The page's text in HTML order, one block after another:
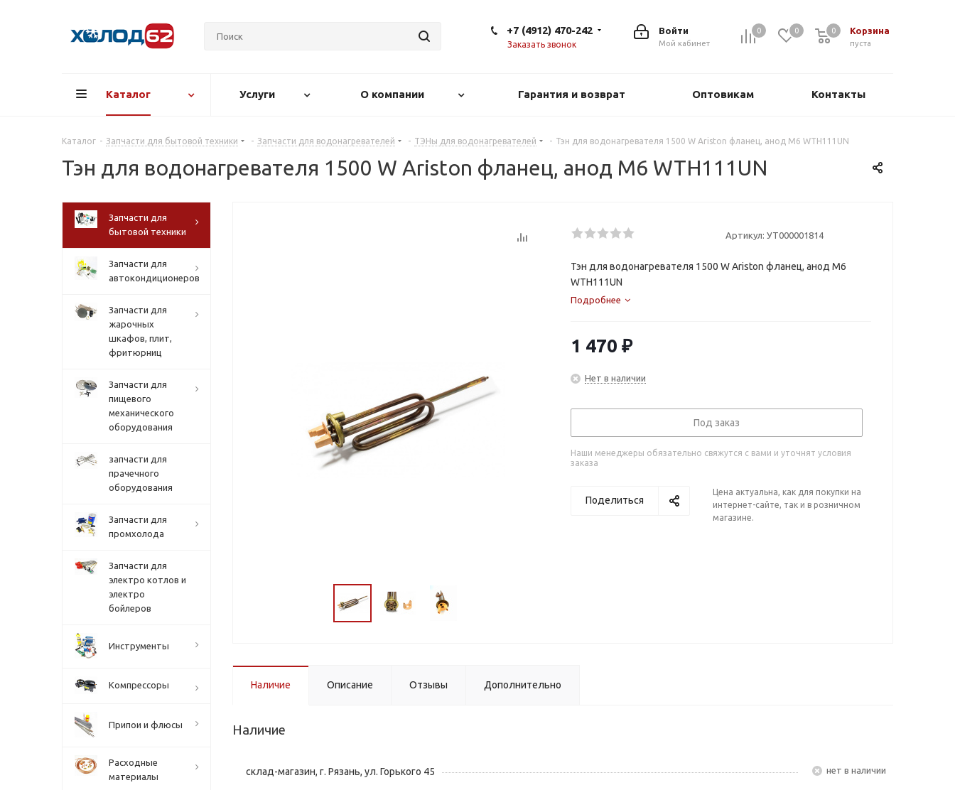
0 0 Корзина
0
пуста
0
Войти
Мой кабинет
+7 (4912) 470-242
Заказать звонок
Каталог Услуги О компании Гарантия и возврат Оптовикам Контакты
Каталог - Запчасти для бытовой техники - Запчасти для водонагревателей - ТЭНы для водонагревателей - Тэн для водонагревателя 1500 W Ariston фланец, анод M6 WTH111UN
Тэн для водонагревателя 1500 W Ariston фланец, анод M6 WTH111UN
Артикул: УТ000001814
Тэн для водонагревателя 1500 W Ariston фланец, анод M6
WTH111UN
Подробнее
1 470 ₽
Нет в наличии
Под заказ
Наши менеджеры обязательно свяжутся с вами и уточнят условия
заказа
Поделиться
Цена актуальна, как для покупки на
интернет-сайте, так и в розничном
магазине.
Наличие Описание Отзывы Дополнительно
Наличие
склад-магазин, г. Рязань, ул. Горького 45 Нет в наличии
Запчасти для
бытовой техники
Запчасти для
автокондиционеров
Запчасти для
жарочных
шкафов, плит,
фритюрниц
Запчасти для
пищевого
механического
оборудования
запчасти для
прачечного
оборудования
Запчасти для
промхолода
Запчасти для
электро котлов и
электро
бойлеров
Инструменты
Компрессоры
Припои и флюсы
Расходные
материалы